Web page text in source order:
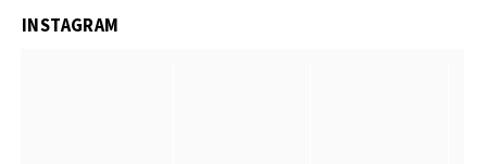
INSTAGRAM